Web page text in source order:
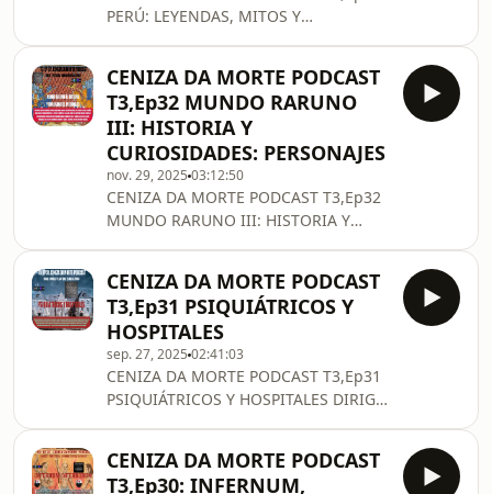
PERÚ: LEYENDAS, MITOS Y
CONTENIDO: LA LEYENDA DEL CURA
SIN CABEZA. LEYENDA DE MANCO
CÁPAC Y MAMA OCLLO. LA SIRENA DE
HUACACHINA. LA JARJACHA PERUANA.
LA LEYENDA DEL FANTASMA DEL
TÚNEL DE LA HERRADURA. LA UMA
PERUANA. LAS BRUJAS DE CACHICHE.
LA MISTERIOSA QUINTA HEEREN,
LIMA, PERÚ. EL CHULLACHAQUI
PERUANO
CENIZA DA MORTE PODCAST
T3,Ep32 MUNDO RARUNO
III: HISTORIA Y
CURIOSIDADES: PERSONAJES
nov. 29, 2025 03:12:50
CENIZA DA MORTE PODCAST T3,Ep32
MUNDO RARUNO III: HISTORIA Y
ALFONSO. CONTENIDO: AGUSTINA
ZARAGOZA DOMÉNECH: AGUSTINA DE
ARAGÓN: HISTORIA Y HAZAÑAS. ATI
CENIZA DA MORTE PODCAST
T3,Ep31 PSIQUIÁTRICOS Y
HOSPITALES
sep. 27, 2025 02:41:03
CENIZA DA MORTE PODCAST T3,Ep31
PSIQUIÁTRICOS Y HOSPITALES DIRIGE,
FANTASMAS DEL SANATORIO WAVERLY
CENIZA DA MORTE PODCAST
T3,Ep30: INFERNUM,